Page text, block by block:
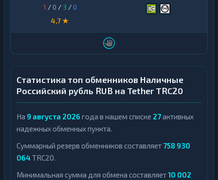
1 / 0 / 3 /0
4,7 ★
Статистика топ обменников Наличные
Российский рубль RUB на Tether TRC20
На 9 августа 2026 года в нашем списке 27активных
надежных обменных пункта.
Суммарный резерв обменников составляет 758 930
064TRC20.
Минимальная сумма для обмена составляет10 002